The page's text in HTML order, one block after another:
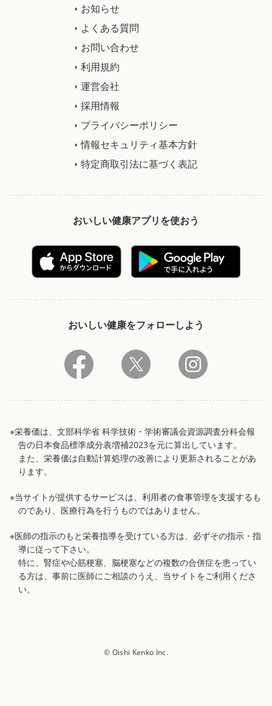
お知らせ
よくある質問
お問い合わせ
利用規約
運営会社
採用情報
プライバシーポリシー
情報セキュリティ基本方針
特定商取引法に基づく表記
おいしい健康アプリを使おう
おいしい健康をフォローしよう
※栄養価は、文部科学省 科学技術・学術審議会資源調査分科会報
告の日本食品標準成分表増補2023を元に算出しています。
また、栄養価は自動計算処理の改善により更新されることがあ
ります。
※当サイトが提供するサービスは、利用者の食事管理を支援するも
のであり、医療行為を行うものではありません。
※医師の指示のもと栄養指導を受けている方は、必ずその指示・指
導に従って下さい。
特に、腎症や心筋梗塞、脳梗塞などの複数の合併症を患ってい
る方は、事前に医師にご相談のうえ、当サイトをご利用くださ
い。
© Oishi Kenko Inc.